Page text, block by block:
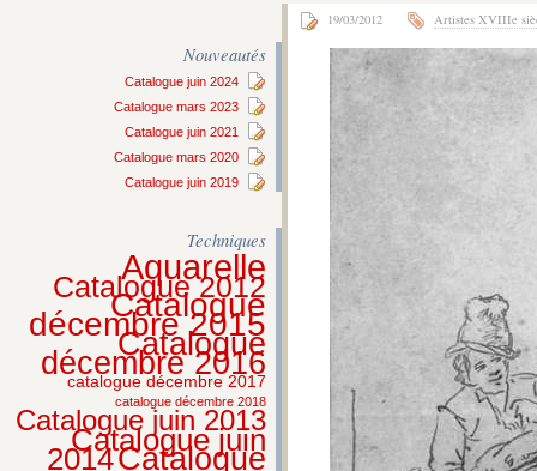
Nouveautés
Catalogue juin 2024
Catalogue mars 2023
Catalogue juin 2021
Catalogue mars 2020
Catalogue juin 2019
Techniques
Aquarelle
Catalogue 2012
Catalogue
décembre 2015
Catalogue
décembre 2016
catalogue décembre 2017
catalogue décembre 2018
Catalogue juin 2013
Catalogue juin
2014Catalogue
19/03/2012 Artistes XVIIIe